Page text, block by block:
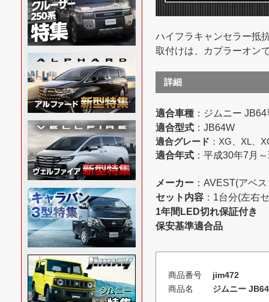
ハイフラキャンセラー抵
取付けは、カプラーオン
詳細
適合車種 ：ジムニー
適合型式 ：JB64W
適合グレード ：XG、XL、
適合年式 ：平成30年7月
メーカー ：AVEST(アベ
セット内容 ：1台分(左右
1年間LED切れ保証付き
保安基準適合品
商品番号
jim472
商品名
ジムニー